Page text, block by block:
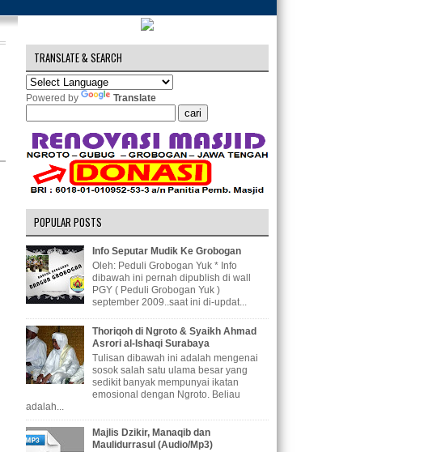
TRANSLATE & SEARCH
Powered by Translate
POPULAR POSTS
Info Seputar Mudik Ke Grobogan
Oleh: Peduli Grobogan Yuk * Info
dibawah ini pernah dipublish di wall
PGY ( Peduli Grobogan Yuk )
september 2009..saat ini di-updat...
Thoriqoh di Ngroto & Syaikh Ahmad
Asrori al-Ishaqi Surabaya
Tulisan dibawah ini adalah mengenai
sosok salah satu ulama besar yang
sedikit banyak mempunyai ikatan
emosional dengan Ngroto. Beliau
adalah...
Majlis Dzikir, Manaqib dan
Maulidurrasul (Audio/Mp3)